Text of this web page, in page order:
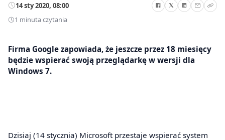
14 sty 2020, 08:00
1 minuta czytania
Firma Google zapowiada, że jeszcze przez 18 miesięcy
będzie wspierać swoją przeglądarkę w wersji dla
Windows 7.
Dzisiaj (14 stycznia) Microsoft przestaje wspierać system